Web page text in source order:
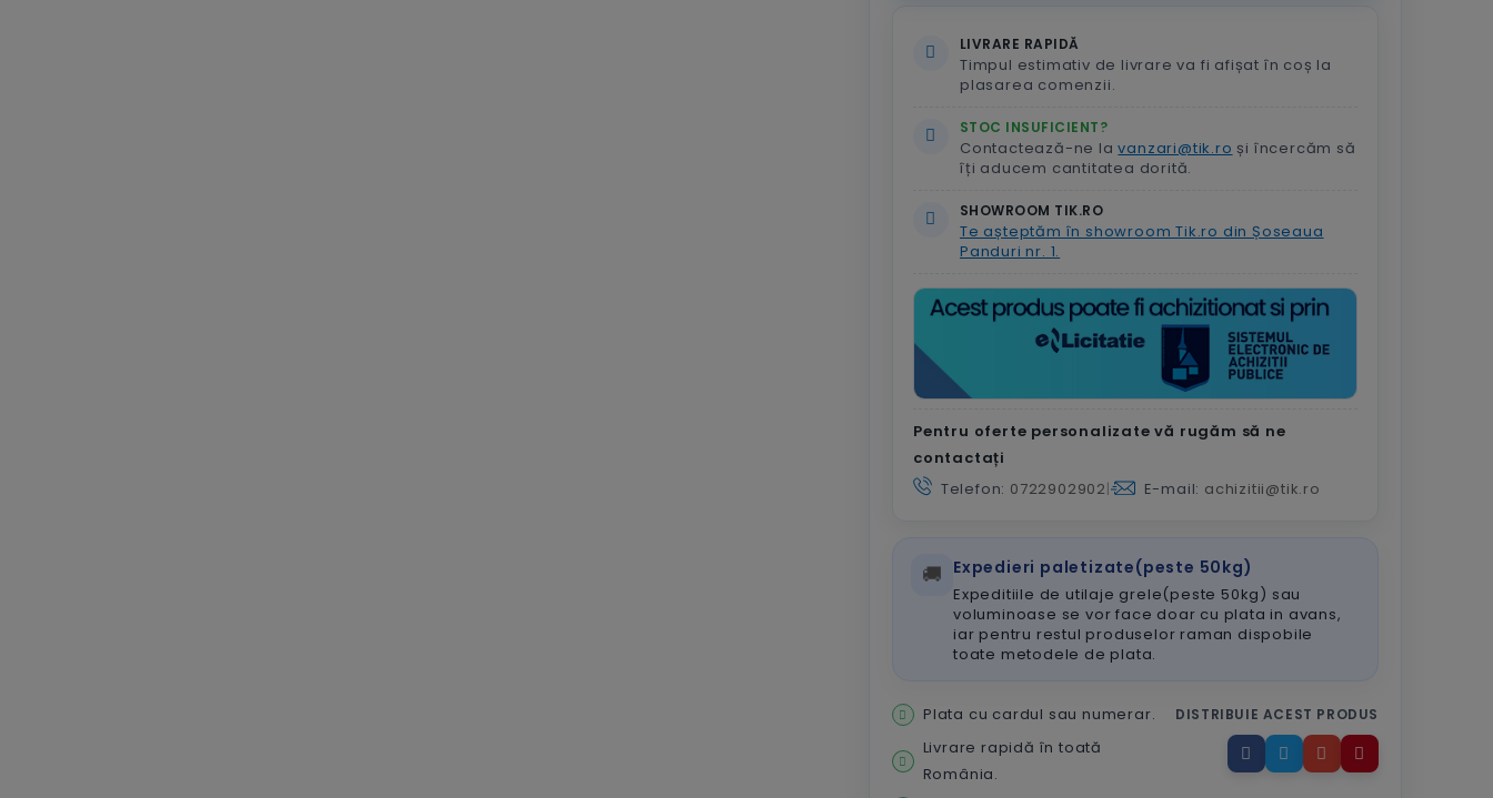
LIVRARE RAPIDĂ
Timpul estimativ de livrare va fi afișat în coș la
plasarea comenzii.
STOC INSUFICIENT?
Contactează-ne lavanzari@tik.ro și încercăm să
îți aducem cantitatea dorită.
SHOWROOM TIK.RO
Te așteptăm în showroom Tik.ro din Șoseaua
Panduri nr. 1.
Pentru oferte personalizate vă rugăm să ne
contactați
Telefon: 0722902902| E-mail: achizitii@tik.ro
🚚 Expedieri paletizate(peste 50kg)
Expeditiile de utilaje grele(peste 50kg) sau
voluminoase se vor face doar cu plata in avans,
iar pentru restul produselor raman dispobile
toate metodele de plata.
Plata cu cardul sau numerar.
Livrare rapidă în toată
România.
DISTRIBUIE ACEST PRODUS